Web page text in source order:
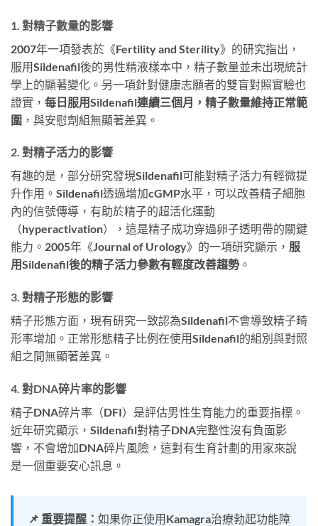
1. 對精子數量的影響
2007年一項發表於《Fertility and Sterility》的研究指出，
服用Sildenafil後的男性精液樣本中，精子數量並未出現統計
學上的顯著變化。另一項針對健康志願者的雙盲對照實驗也
證實， 每日服用Sildenafil連續三個月，精子數量維持正常範
圍 ，與安慰劑組無顯著差異。
2. 對精子活力的影響
有趣的是，部分研究發現Sildenafil可能對精子活力有輕微提
升作用。Sildenafil透過增加cGMP水平，可以改善精子細胞
內的信號傳導，有助於精子的超活化運動
（hyperactivation），這是精子成功穿過卵子透明帶的關鍵
能力。2005年《Journal of Urology》的一項研究顯示， 服
用Sildenafil後的精子活力參數有輕度改善趨勢。
3. 對精子形態的影響
精子形態方面，現有研究一致認為Sildenafil不會導致精子畸
形率增加。正常形態精子比例在使用Sildenafil的組別與對照
組之間無顯著差異。
4. 對DNA碎片率的影響
精子DNA碎片率（DFI）是評估男性生育能力的重要指標。
近年研究顯示，Sildenafil對精子DNA完整性沒有負面影
響，不會增加DNA碎片風險，這對有生育計劃的用家來說
是一個重要安心訊息。
📌 重要提醒： 如果你正使用Kamagra治療勃起功能障